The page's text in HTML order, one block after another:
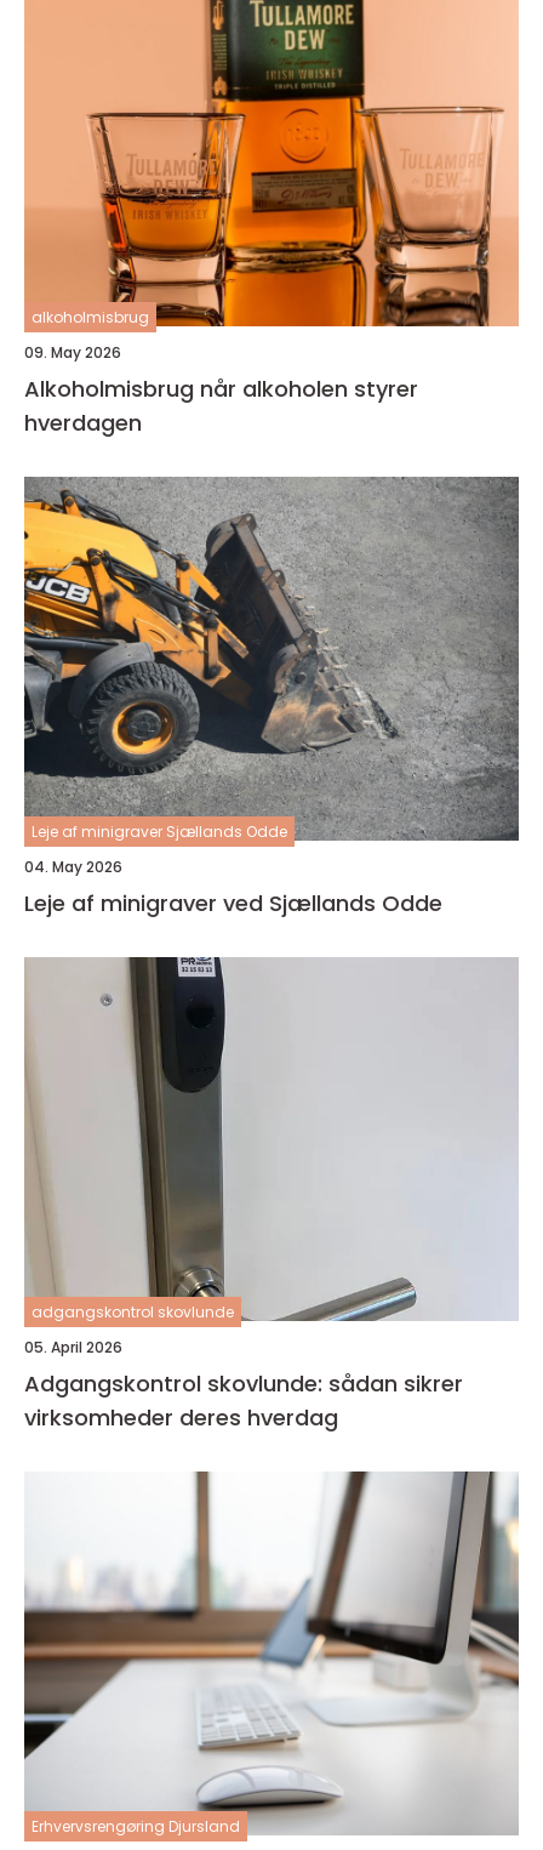
alkoholmisbrug
09. May 2026
Alkoholmisbrug når alkoholen styrer
hverdagen
Leje af minigraver Sjællands Odde
04. May 2026
Leje af minigraver ved Sjællands Odde
adgangskontrol skovlunde
05. April 2026
Adgangskontrol skovlunde: sådan sikrer
virksomheder deres hverdag
Erhvervsrengøring Djursland